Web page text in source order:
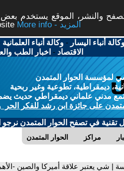
والنشر، الموقع يستخدم
More info - المزيد
أنباء اليسار -وكالة أنباء العلمانية
الاقتصاد - اخبار الطب
لمؤسسة الحوار المتمدن
ديمقراطية، تطوعية وغير ربحية
مدني علماني ديمقراطي حديث يضمن
على جائزة ابن رشد للفكر الحر
تقنية في تصفح الحوار المتمدن نرجو
الحوار المتمدن مراكز
| شي يعتبر علاقة أميركا والصين -